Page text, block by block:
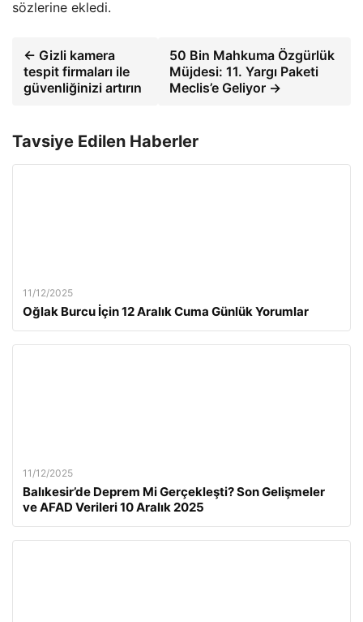
sözlerine ekledi.
← Gizli kamera
tespit firmaları ile
güvenliğinizi artırın
50 Bin Mahkuma Özgürlük
Müjdesi: 11. Yargı Paketi
Meclis’e Geliyor →
Tavsiye Edilen Haberler
11/12/2025
Oğlak Burcu İçin 12 Aralık Cuma Günlük Yorumlar
11/12/2025
Balıkesir’de Deprem Mi Gerçekleşti? Son Gelişmeler
ve AFAD Verileri 10 Aralık 2025